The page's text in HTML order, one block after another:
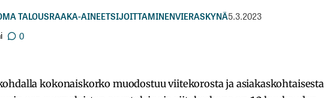
TALOUSRAAKA-AINEETSIJOITTAMINENVIERASKYNÄ5.3.2023
0
kokonaiskorko muodostuu viitekorosta ja asiakaskohtaisesta